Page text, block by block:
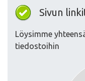
Sivun
Löysimme
tiedostoihin